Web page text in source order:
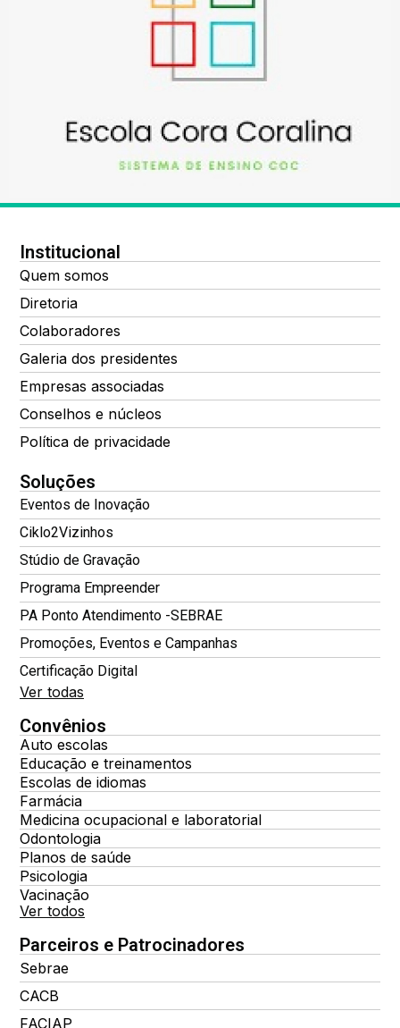
Institucional
Quem somos
Diretoria
Colaboradores
Galeria dos presidentes
Empresas associadas
Conselhos e núcleos
Política de privacidade
Soluções
Eventos de Inovação
Ciklo2Vizinhos
Stúdio de Gravação
Programa Empreender
PA Ponto Atendimento -SEBRAE
Promoções, Eventos e Campanhas
Certificação Digital
Ver todas
Convênios
Auto escolas
Educação e treinamentos
Escolas de idiomas
Farmácia
Medicina ocupacional e laboratorial
Odontologia
Planos de saúde
Psicologia
Vacinação
Ver todos
Parceiros e Patrocinadores
Sebrae
CACB
FACIAP